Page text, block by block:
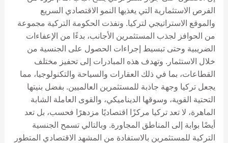
الفرص الاستثمارية التي يغذيها النمو الاقتصادي السريع
والموقع الاستراتيجي لتركيا. ونفذت الحكومة التركية مجموعة
من الحوافز لجذب المستثمرين الأجانب، بدءًا من الإعفاءات
الضريبية وحتى تبسيط إجراءات الحصول على الجنسية من
خلال الاستثمار. وتهدف هذه المبادرات إلى تحفيز مختلف
القطاعات، بما في ذلك العقارات والسياحة والتكنولوجيا، مما
يجعل تركيا وجهة جاذبة للمستثمرين العالميين. بفضل بنيتها
التحتية القوية، وسوقها الديناميكي، والقوى العاملة الشابة
الماهرة، لا تعد تركيا مركزًا اقتصاديًا مزدهرًا فحسب، بل تعد
أيضًا بوابة إلى المناطق المجاورة. وبالتالي تسمح الجنسية
التركية للمستثمرين بالاستفادة من المشهد الاقتصادي المتطور